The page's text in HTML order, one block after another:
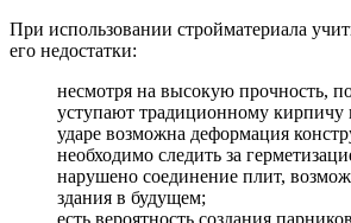
При использовании стройматериала
его недостатки:
несмотря на высокую прочность,
уступают традиционному кирпичу
ударе возможна деформация
необходимо следить за
нарушено соединение плит,
здания в будущем;
есть вероятность создания